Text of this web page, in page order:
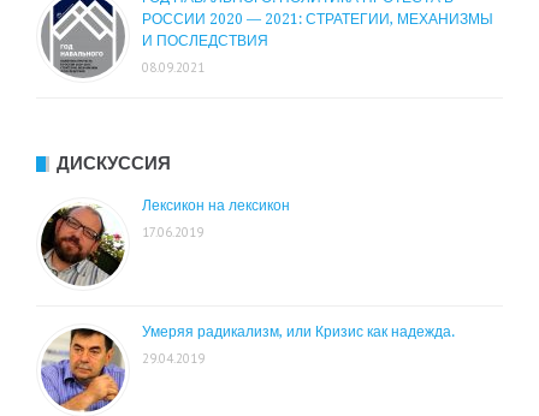
РОССИИ 2020 — 2021: СТРАТЕГИИ, МЕХАНИЗМЫ
И ПОСЛЕДСТВИЯ
08.09.2021
ДИСКУССИЯ
Лексикон на лексикон
17.06.2019
Умеряя радикализм, или Кризис как надежда.
29.04.2019